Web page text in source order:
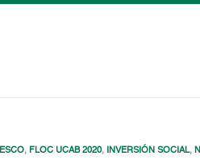
, FLOC UCAB 2020, INVERSIÓN SOCIAL,